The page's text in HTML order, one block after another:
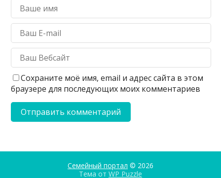
Сохраните моё имя, email и адрес сайта в этом
браузере для последующих моих комментариев
Семейный портал © 2026
Тема от WP Puzzle